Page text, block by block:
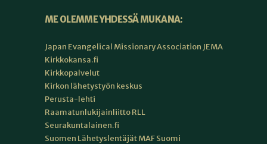
ME OLEMME YHDESSÄ MUKANA:
Japan Evangelical Missionary Association JEMA
Kirkkokansa.fi
Kirkkopalvelut
Kirkon lähetystyön keskus
Perusta-lehti
Raamatunlukijainliitto RLL
Seurakuntalainen.fi
Suomen Lähetyslentäjät MAF Suomi